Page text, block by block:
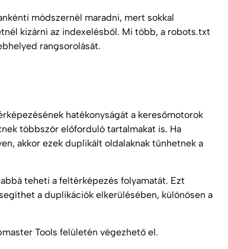
módszernél maradni, mert sokkal
kizárni az indexelésből. Mi több, a robots.txt
rangsorolását.
hatékonyságát a keresőmotorok
többször előforduló tartalmakat is. Ha
akkor ezek duplikált oldalaknak tűnhetnek a
teheti a feltérképezés folyamatát. Ezt
a duplikációk elkerülésében, különösen a
Tools felületén végezhető el.